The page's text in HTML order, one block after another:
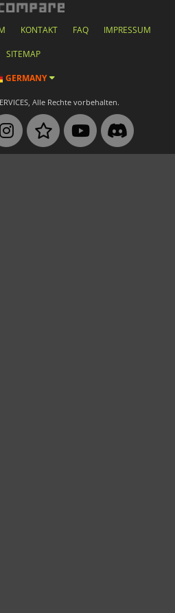
KONTAKT FAQ IMPRESSUM
SITEMAP
GERMANY
Alle Rechte vorbehalten.